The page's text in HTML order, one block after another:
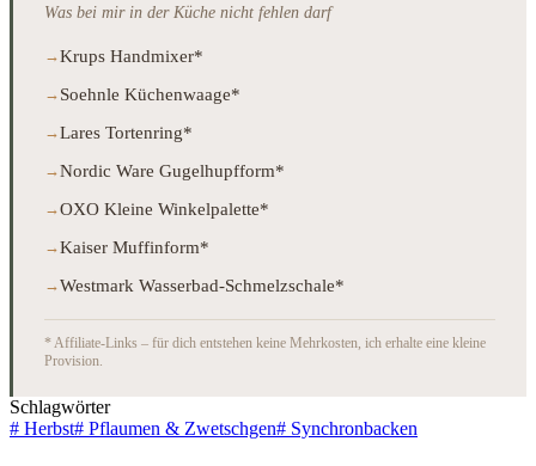
Was bei mir in der Küche nicht fehlen darf
Krups Handmixer*
Soehnle Küchenwaage*
Lares Tortenring*
Nordic Ware Gugelhupfform*
OXO Kleine Winkelpalette*
Kaiser Muffinform*
Westmark Wasserbad-Schmelzschale*
* Affiliate-Links – für dich entstehen keine Mehrkosten, ich erhalte eine kleine
Provision.
Schlagwörter
# Herbst# Pflaumen & Zwetschgen# Synchronbacken